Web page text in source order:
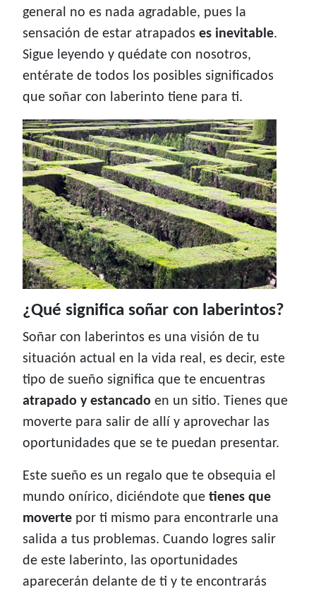
general no es nada agradable, pues la
sensación de estar atrapados es inevitable.
Sigue leyendo y quédate con nosotros,
entérate de todos los posibles significados
que soñar con laberinto tiene para ti.
¿Qué significa soñar con laberintos?
Soñar con laberintos es una visión de tu
situación actual en la vida real, es decir, este
tipo de sueño significa que te encuentras
atrapado y estancado en un sitio. Tienes que
moverte para salir de allí y aprovechar las
oportunidades que se te puedan presentar.
Este sueño es un regalo que te obsequia el
mundo onírico, diciéndote que tienes que
moverte por ti mismo para encontrarle una
salida a tus problemas. Cuando logres salir
de este laberinto, las oportunidades
aparecerán delante de ti y te encontrarás